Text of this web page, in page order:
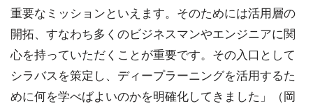
重要なミッションといえます。そのためには活用層の
開拓、すなわち多くのビジネスマンやエンジニアに関
心を持っていただくことが重要です。その入口として
シラバスを策定し、ディープラーニングを活用するた
めに何を学べばよいのかを明確化してきました」（岡